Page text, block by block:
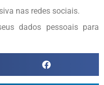
nas redes sociais.
dados pessoais para